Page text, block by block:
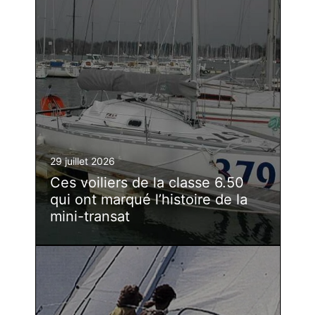
29 juillet 2026
Ces voiliers de la classe 6.50
qui ont marqué l’histoire de la
mini-transat